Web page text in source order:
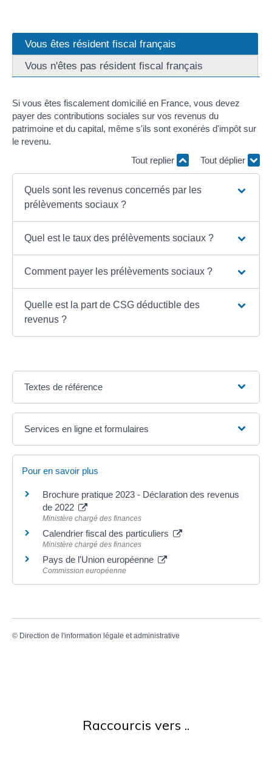
Vous êtes résident fiscal français
Vous n'êtes pas résident fiscal français
Si vous êtes fiscalement domicilié en France, vous devez
payer des contributions sociales sur vos revenus du
patrimoine et du capital, même s'ils sont exonérés d'impôt sur
le revenu.
Tout replier
Tout déplier
Quels sont les revenus concernés par les
prélèvements sociaux ?
Quel est le taux des prélèvements sociaux ?
Comment payer les prélèvements sociaux ?
Quelle est la part de CSG déductible des
revenus ?
Textes de référence
Services en ligne et formulaires
Pour en savoir plus
Brochure pratique 2023 - Déclaration des revenus
de 2022
Ministère chargé des finances
Calendrier fiscal des particuliers
Ministère chargé des finances
Pays de l'Union européenne
Commission européenne
© Direction de l'information légale et administrative
Raccourcis vers ..